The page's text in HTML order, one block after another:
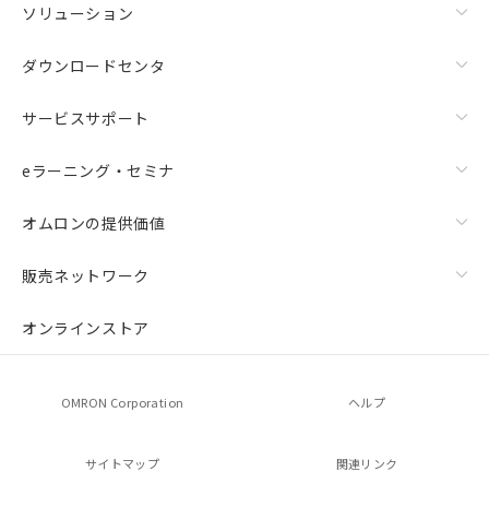
ソリューション
ダウンロードセンタ
サービスサポート
eラーニング・セミナ
オムロンの提供価値
販売ネットワーク
オンラインストア
OMRON Corporation ヘルプ
サイトマップ 関連リンク